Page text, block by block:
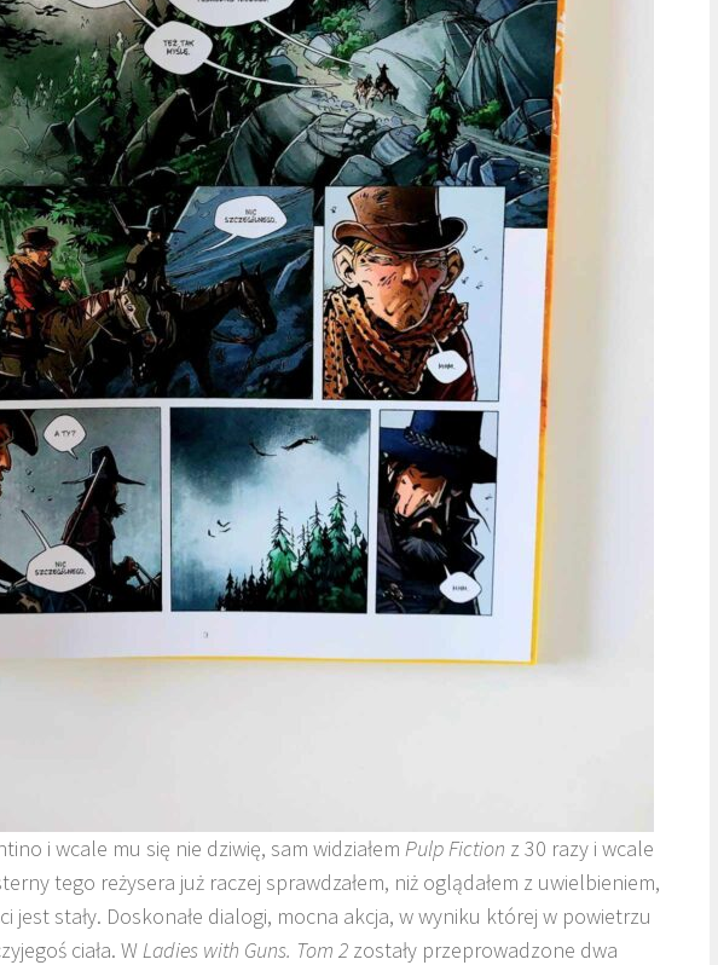
i wcale mu się nie dziwię, sam widziałem Pulp Fiction z 30 razy i wcale
tego reżysera już raczej sprawdzałem, niż oglądałem z uwielbieniem,
jest stały. Doskonałe dialogi, mocna akcja, w wyniku której w powietrzu
ciała. WLadies with Guns. Tom 2 zostały przeprowadzone dwa